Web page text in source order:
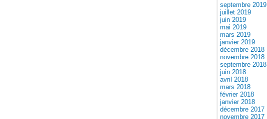
septembre 2019
juillet 2019
juin 2019
mai 2019
mars 2019
janvier 2019
décembre 2018
novembre 2018
septembre 2018
juin 2018
avril 2018
mars 2018
février 2018
janvier 2018
décembre 2017
novembre 2017